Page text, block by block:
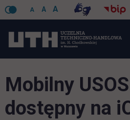
A A A
Mobilny
dostępny na